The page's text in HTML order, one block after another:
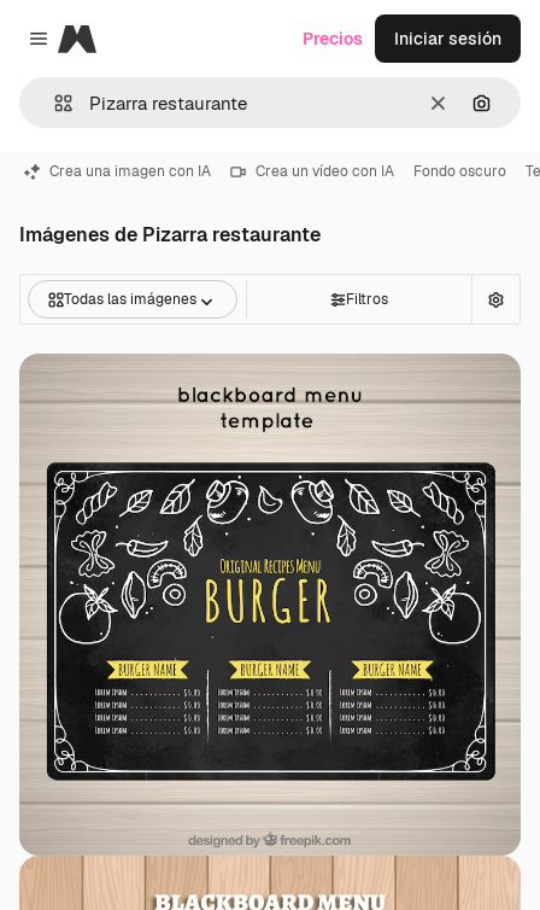
Close menu
Magnific
Borrar
Precios Iniciar sesión
Crea una imagen con IA Crea un vídeo con IA Fondo oscuro
Imágenes de Pizarra restaurante
Todas las imágenes Filtros